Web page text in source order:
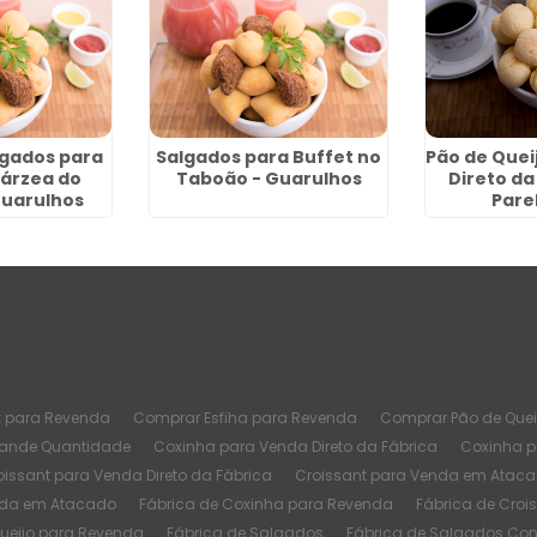
para
do
Salgados para Buffet no
Taboão - Guarulhos
Pão de
Direto
Revenda Comprar Esfiha para Revenda Comprar Pão de
Quantidade Coxinha para Venda Direto da Fábrica
Coxinha
para Venda Direto da Fábrica Croissant para Venda em
em Atacado Fábrica de Coxinha para Revenda
Fábrica de
para Revenda Fábrica de Salgados Fábrica de Salgados